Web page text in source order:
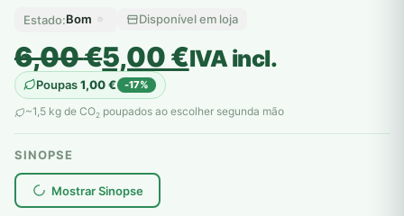
Estado:Bom Disponível em loja
6,00€
O
preço
original
era:
6,00 €.
5,00€
O
preço
atual
é:
5,00 €.
IVA incl.
Poupas1,00€ -17%
~1,5 kg de CO2 poupados ao escolher segunda mão
SINOPSE
Mostrar Sinopse
plantar árvores reais